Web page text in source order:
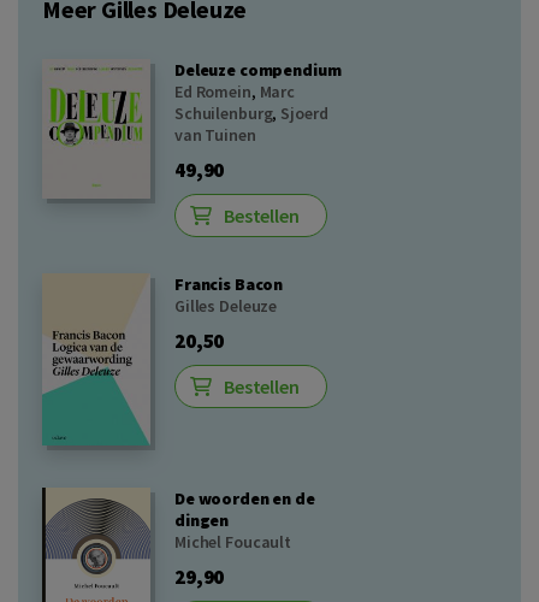
Meer Gilles Deleuze
Deleuze compendium
Ed Romein, Marc
Schuilenburg, Sjoerd
van Tuinen
49,90
Bestellen
Francis Bacon
Gilles Deleuze
20,50
Bestellen
De woorden en de
dingen
Michel Foucault
29,90